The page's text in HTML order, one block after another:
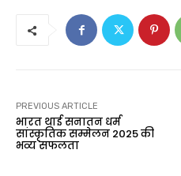
PREVIOUS ARTICLE
भारत थाई सनातन धर्म
सांस्कृतिक सम्मेलन 2025 की
भव्य सफलता